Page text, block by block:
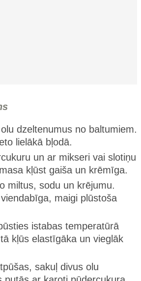
dzeltenumus no baltumiem.
lielākā bļodā.
un ar mikseri vai slotiņu
kļūst gaiša un krēmīga.
miltus, sodu un krējumu.
maigi plūstoša
istabas temperatūrā
kļūs elastīgāka un vieglāk
sakuļ divus olu